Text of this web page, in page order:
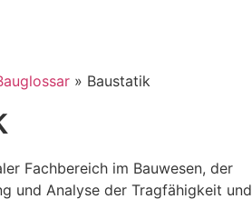
» Baustatik
Fachbereich im Bauwesen, der
und Analyse der Tragfähigkeit und